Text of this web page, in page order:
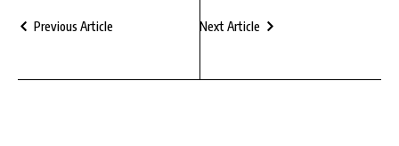
Previous Article Next Article